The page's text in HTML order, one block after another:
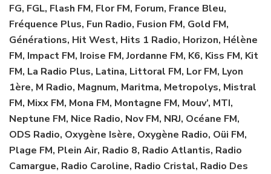
FG, FGL, Flash FM, Flor FM, Forum, France Bleu,
Fréquence Plus, Fun Radio, Fusion FM, Gold FM,
Générations, Hit West, Hits 1 Radio, Horizon, Hélène
FM, Impact FM, Iroise FM, Jordanne FM, K6, Kiss FM, Kit
FM, La Radio Plus, Latina, Littoral FM, Lor FM, Lyon
1ère, M Radio, Magnum, Maritma, Metropolys, Mistral
FM, Mixx FM, Mona FM, Montagne FM, Mouv’, MTI,
Neptune FM, Nice Radio, Nov FM, NRJ, Océane FM,
ODS Radio, Oxygène Isère, Oxygène Radio, Oüi FM,
Plage FM, Plein Air, Radio 8, Radio Atlantis, Radio
Camargue, Radio Caroline, Radio Cristal, Radio Des